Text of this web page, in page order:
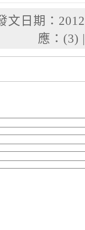
文日期：
應：(3)